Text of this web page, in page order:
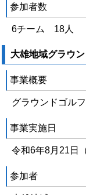
参加者数
6チーム 18人
大雄地域グラウ
事業概要
グラウンドゴル
事業実施日
令和6年8月21日
参加者